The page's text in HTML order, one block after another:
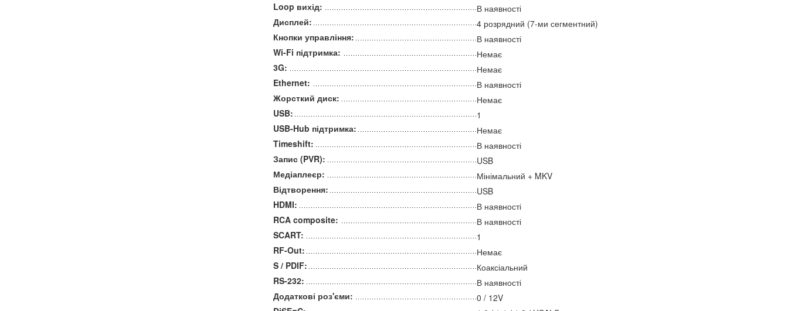
Loop вихід:
В наявності
Дисплей:
4 розрядний (7-ми сегментний)
Кнопки управління:
В наявності
Wi-Fi підтримка:
Немає
3G:
Немає
Ethernet:
В наявності
Жорсткий диск:
Немає
USB:
1
USB-Hub підтримка:
Немає
Timeshift:
В наявності
Запис (PVR):
USB
Медіаплеєр:
Мінімальний + MKV
Відтворення:
USB
HDMI:
В наявності
RCA composite:
В наявності
SCART:
1
RF-Out:
Немає
S / PDIF:
Коаксіальний
RS-232:
В наявності
Додаткові роз'єми:
0 / 12V